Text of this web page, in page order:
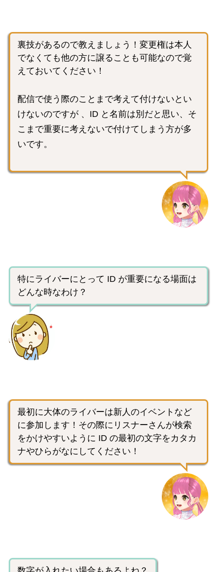
裏技があるので教えましょう！変更権は本人
でなくても他の方に譲ることも可能なので覚
えておいてください！
配信で使う際のことまで考えて付けないとい
けないのですが 、ID と名前は別だと思い、そ
こまで重要に考えないで付けてしまう方が多
いです。
特にライバーにとって ID が重要になる場面は
どんな時なわけ？
最初に大体のライバーは新人のイベントなど
に参加します！その際にリスナーさんが検索
をかけやすいように ID の最初の文字をカタカ
ナやひらがなにしてください！